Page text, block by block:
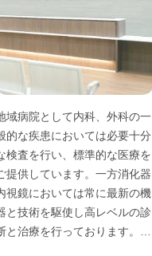
域病院として内科、外科の一
的な疾患においては必要十分
検査を行い、標準的な医療を
提供しています。一方消化器
視鏡においては常に最新の機
と技術を駆使し高レベルの診
と治療を行っております。内